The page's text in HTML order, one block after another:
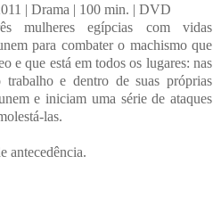
| Drama | 100 min. | DVD
mulheres egípcias com vidas
para combater o machismo que
e que está em todos os lugares: nas
e dentro de suas próprias
e iniciam uma série de ataques
las.
antecedência.